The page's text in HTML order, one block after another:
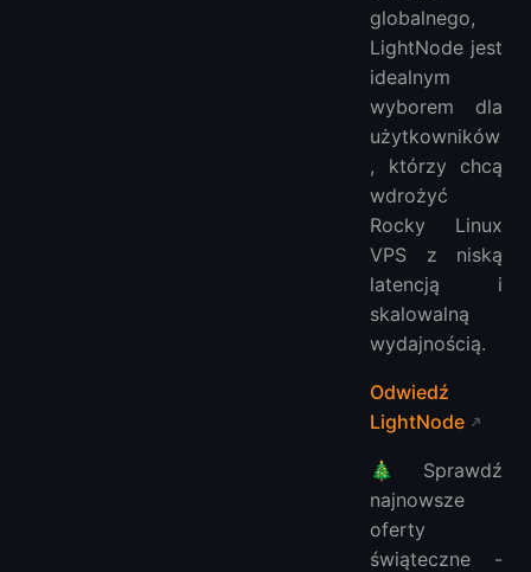
globalnego,
LightNode jest
idealnym
wyborem dla
użytkowników
, którzy chcą
wdrożyć
Rocky Linux
VPS z niską
latencją i
skalowalną
wydajnością.
Odwiedź
LightNode
🎄Sprawdź
najnowsze
oferty
świąteczne -